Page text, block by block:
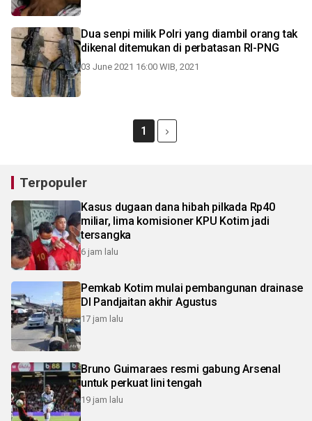
Dua senpi milik Polri yang diambil orang tak
dikenal ditemukan di perbatasan RI-PNG
03 June 2021 16:00 WIB, 2021
1
Terpopuler
Kasus dugaan dana hibah pilkada Rp40
miliar, lima komisioner KPU Kotim jadi
tersangka
6 jam lalu
Pemkab Kotim mulai pembangunan drainase
DI Pandjaitan akhir Agustus
17 jam lalu
Bruno Guimaraes resmi gabung Arsenal
untuk perkuat lini tengah
19 jam lalu